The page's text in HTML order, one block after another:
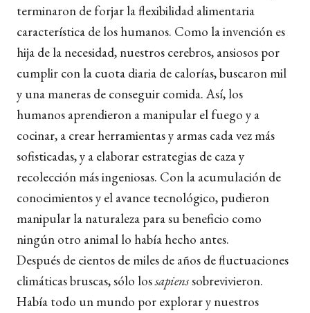
terminaron de forjar la flexibilidad alimentaria
característica de los humanos. Como la invención es
hija de la necesidad, nuestros cerebros, ansiosos por
cumplir con la cuota diaria de calorías, buscaron mil
y una maneras de conseguir comida. Así, los
humanos aprendieron a manipular el fuego y a
cocinar, a crear herramientas y armas cada vez más
sofisticadas, y a elaborar estrategias de caza y
recolección más ingeniosas. Con la acumulación de
conocimientos y el avance tecnológico, pudieron
manipular la naturaleza para su beneficio como
ningún otro animal lo había hecho antes.
Después de cientos de miles de años de fluctuaciones
climáticas bruscas, sólo lossapienssobrevivieron.
Había todo un mundo por explorar y nuestros